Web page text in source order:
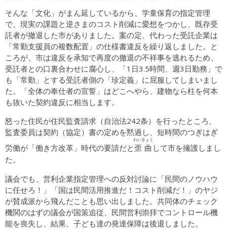
そんな「文化」がまん延しているから、学童保育の指定管理
で、現実の課題と逆さまのコスト削減に愛想をつかし、既存受
託者が撤退した市がありました。案の定、代わった受託企業は
「常勤支援員の複数配置」の仕様書違反を繰り返しました。と
ころが、市は違反を承知で再度の撤退の不祥事を逃れるため、
受託者との口裏合わせに腐心し、「1日3.5時間、週3日勤務」で
も「常勤」とする受託者側の「珍定義」に屈服してしまいまし
た。「全体の奉仕者の宣誓」はどこへやら、建物なら柱を何本
も抜いた契約違反に相当します。
怒った住民が住民監査請求（自治法242条）を行ったところ、
監査委員は契約（協定）書の定めを黙過し、短時間のつぎはぎ
労働が「働き方改革」時代の要請だと歪曲
わいきょく
して市を擁護しまし
た。
議会でも、営利企業指定管理への反対討論に「民間のノウハウ
に任せろ！」「国は民間活用推進だ！コスト削減だ！」のヤジ
が賛成派から飛んだことも思い出しました。共同体のチェック
機関のはずの議会が国策追従、民間営利崇拝でコントロール機
能を喪失し、結果、子ども達の発達保障は後退しました。